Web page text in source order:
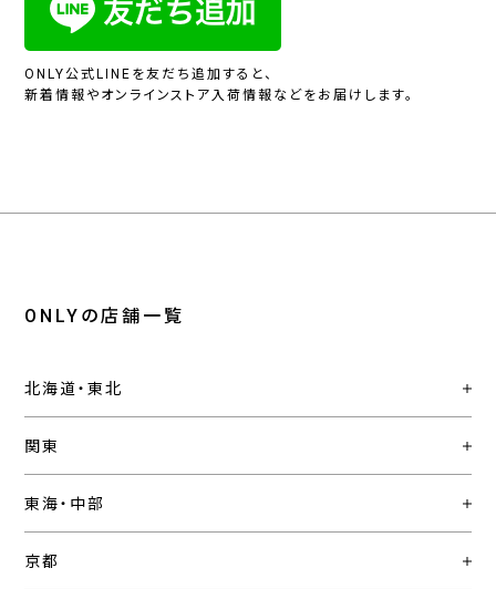
ONLY公式LINEを友だち追加すると、
新着情報やオンラインストア入荷情報などをお届けします。
ONLYの店舗一覧
北海道・東北
関東
東海・中部
京都